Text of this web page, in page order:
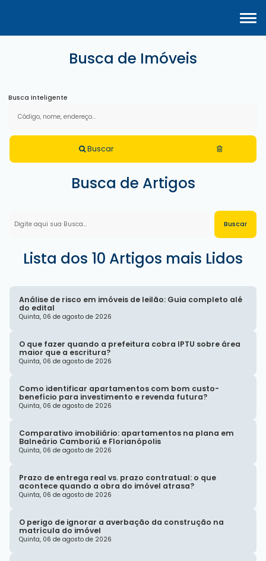
Busca de Imóveis
Busca Inteligente
Buscar
Busca de Artigos
Lista dos 10 Artigos mais Lidos
Análise de risco em imóveis de leilão: Guia completo alé
do edital
Quinta, 06 de agosto de 2026
O que fazer quando a prefeitura cobra IPTU sobre área
maior que a escritura?
Quinta, 06 de agosto de 2026
Como identificar apartamentos com bom custo-
benefício para investimento e revenda futura?
Quinta, 06 de agosto de 2026
Comparativo imobiliário: apartamentos na plana em
Balneário Camboriú e Florianópolis
Quinta, 06 de agosto de 2026
Prazo de entrega real vs. prazo contratual: o que
acontece quando a obra do imóvel atrasa?
Quinta, 06 de agosto de 2026
O perigo de ignorar a averbação da construção na
matrícula do imóvel
Quinta, 06 de agosto de 2026